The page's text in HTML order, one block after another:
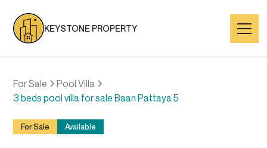
KEYSTONE PROPERTY
For Sale
Pool Villa
3 beds pool villa for sale Baan Pattaya 5
For Sale Available